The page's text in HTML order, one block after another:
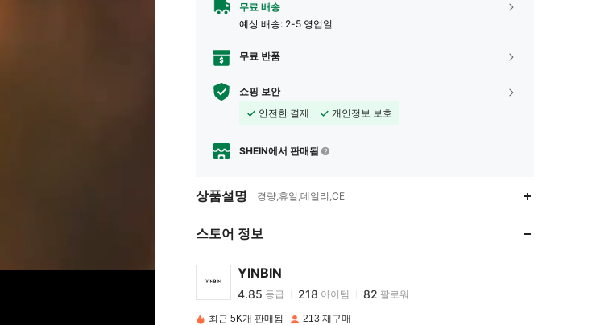
무료 배송
예상 배송: 2-5 영업일
무료 반품
쇼핑 보안
안전한 결제
개인정보 보호
SHEIN에서 판매됨
상품설명 경량,휴일,데일리,CE
스토어 정보
YINBIN
4.85 218
4.85
4.85
4.85 등급 218 아이템 82 팔로워
s***3 하루 전에
4.85 218
최근 5K개 판매됨 213 재구매